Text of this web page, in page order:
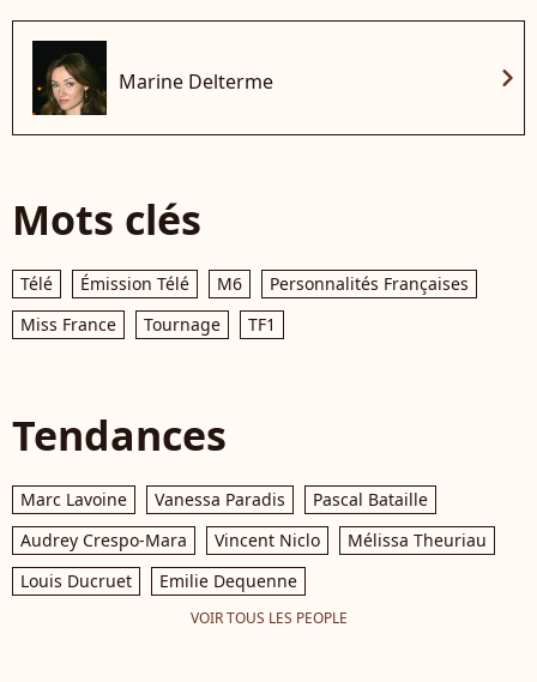
Marine Delterme chevron_right
Mots clés
Télé Émission Télé M6
Personnalités Françaises
Miss France
Tournage TF1
Tendances
Marc Lavoine Vanessa Paradis
Pascal Bataille
Audrey Crespo-Mara
Vincent Niclo
Mélissa Theuriau
Louis Ducruet
Emilie Dequenne
VOIR TOUS LES PEOPLE